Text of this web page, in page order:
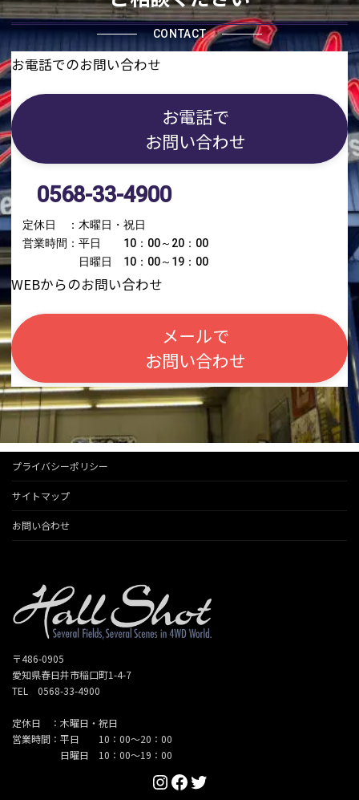
CONTACT
お電話でのお問い合わせ
お電話で
お問い合わせ
0568-33-4900
定休日 ：木曜日・祝日
営業時間：平日 10：00～20：00
日曜日 10：00～19：00
WEBからのお問い合わせ
メールで
お問い合わせ
プライバシーポリシー
サイトマップ
お問い合わせ
〒486-0905
愛知県春日井市稲口町1-4-7
TEL 0568-33-4900
定休日 ：木曜日・祝日
営業時間：平日 10：00～20：00
日曜日 10：00～19：00
Instagram
Facebook
Twitter